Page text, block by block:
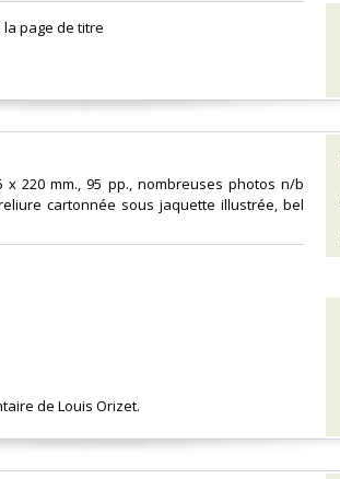
page de titre
x 220 mm., 95 pp., nombreuses photos n/b
cartonnée sous jaquette illustrée, bel
de Louis Orizet.